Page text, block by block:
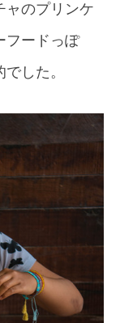
ャのプリンケ
フードっぽ
した。